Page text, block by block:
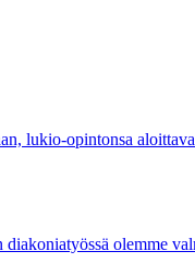
lukio-opintonsa
olemme